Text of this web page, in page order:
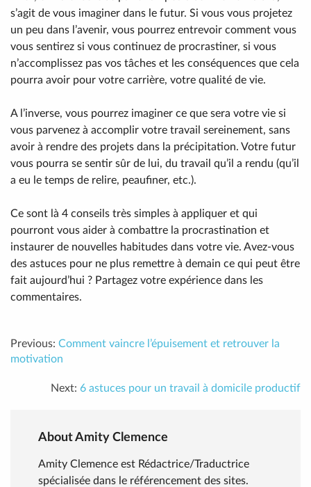
s’agit de vous imaginer dans le futur. Si vous vous projetez
un peu dans l’avenir, vous pourrez entrevoir comment vous
vous sentirez si vous continuez de procrastiner, si vous
n’accomplissez pas vos tâches et les conséquences que cela
pourra avoir pour votre carrière, votre qualité de vie.
A l’inverse, vous pourrez imaginer ce que sera votre vie si
vous parvenez à accomplir votre travail sereinement, sans
avoir à rendre des projets dans la précipitation. Votre futur
vous pourra se sentir sûr de lui, du travail qu’il a rendu (qu’il
a eu le temps de relire, peaufiner, etc.).
Ce sont là 4 conseils très simples à appliquer et qui
pourront vous aider à combattre la procrastination et
instaurer de nouvelles habitudes dans votre vie. Avez-vous
des astuces pour ne plus remettre à demain ce qui peut être
fait aujourd’hui ? Partagez votre expérience dans les
commentaires.
Previous: Comment vaincre l’épuisement et retrouver la
motivation
Next: 6 astuces pour un travail à domicile productif
About Amity Clemence
Amity Clemence est Rédactrice/Traductrice
spécialisée dans le référencement des sites.